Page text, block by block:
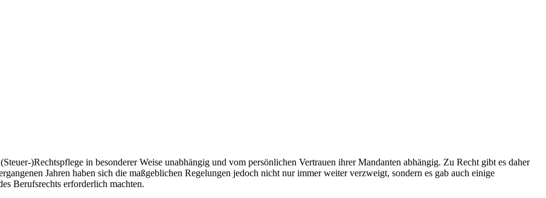
)Rechtspflege in besonderer Weise unabhängig und vom persönlichen Vertrauen ihrer Mandanten abhängig. Zu Recht gibt es daher
Jahren haben sich die maßgeblichen Regelungen jedoch nicht nur immer weiter verzweigt, sondern es gab auch einige
Berufsrechts erforderlich machten.